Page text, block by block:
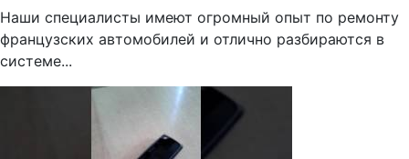
Наши специалисты имеют огромный опыт по ремонту
французских автомобилей и отлично разбираются в
системе...